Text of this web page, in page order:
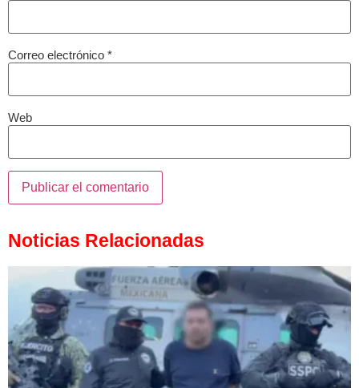
Correo electrónico *
Web
Noticias Relacionadas